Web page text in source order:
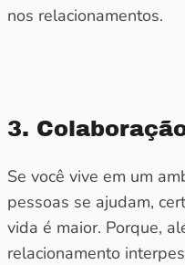
nos relacionamentos.
3.
Se você vive em um
pessoas se ajudam,
vida é maior. Porque,
relacionamento